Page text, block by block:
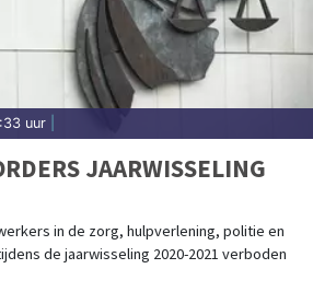
uur
JAARWISSELING
in de zorg, hulpverlening, politie en
de jaarwisseling 2020-2021 verboden